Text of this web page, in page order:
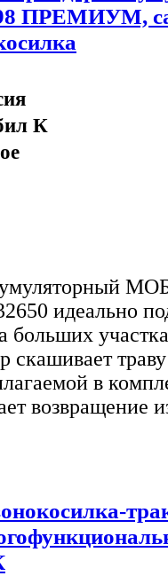
ПРЕМИУМ,
К
идеально
больших
скашивает
в
возвращение